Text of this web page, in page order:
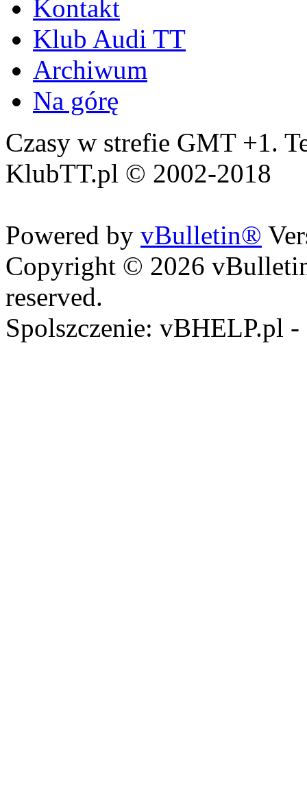
Kontakt
Klub Audi TT
Archiwum
Na górę
Czasy w strefie GMT +1.
KlubTT.pl © 2002-2018
Powered by vBulletin®
Copyright © 2026
reserved.
Spolszczenie: vBHELP.pl